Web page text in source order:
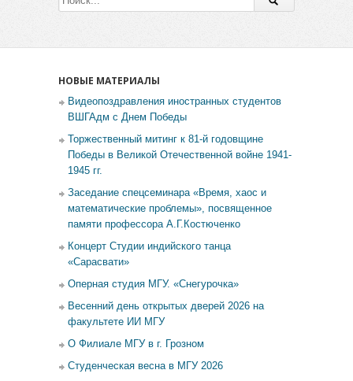
НОВЫЕ МАТЕРИАЛЫ
Видеопоздравления иностранных студентов
ВШГАдм с Днем Победы
Торжественный митинг к 81-й годовщине
Победы в Великой Отечественной войне 1941-
1945 гг.
Заседание спецсеминара «Время, хаос и
математические проблемы», посвященное
памяти профессора А.Г.Костюченко
Концерт Студии индийского танца
«Сарасвати»
Оперная студия МГУ. «Снегурочка»
Весенний день открытых дверей 2026 на
факультете ИИ МГУ
О Филиале МГУ в г. Грозном
Студенческая весна в МГУ 2026